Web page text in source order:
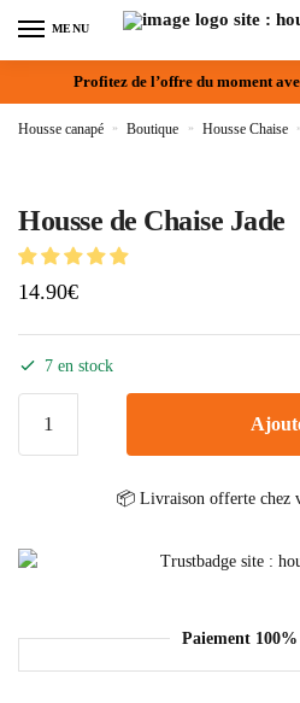
MENU
Profitez de l’offre du moment
Housse canapé » Boutique » Housse Chaise »
Housse de Chaise Jade
14.90€
7 en stock
📦 Livraison offerte chez
Paiement 100%